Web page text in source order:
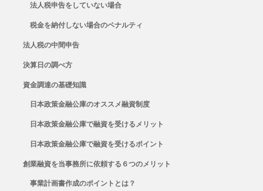
法人税申告をしていない場合
税金を納付しない場合のペナルティ
法人税の中間申告
決算日の調べ方
資金調達の基礎知識
日本政策金融公庫のオススメ融資制度
日本政策金融公庫で融資を受けるメリット
日本政策金融公庫で融資を受けるポイント
創業融資を当事務所に依頼する６つのメリット
事業計画書作成のポイントとは？